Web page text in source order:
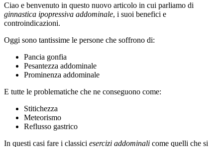
Ciao e benvenuto in questo nuovo articolo in cui parliamo di
ginnastica ipopressiva addominale, i suoi benefici e
controindicazioni.
Oggi sono tantissime le persone che soffrono di:
Pancia gonfia
Pesantezza addominale
Prominenza addominale
E tutte le problematiche che ne conseguono come:
Stitichezza
Meteorismo
Reflusso gastrico
In questi casi fare i classici esercizi addominali come quelli che si